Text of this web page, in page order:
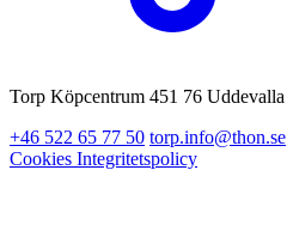
Torp Köpcentrum 451 76 Uddevalla
+46 522 65 77 50 torp.info@thon.se
Cookies Integritetspolicy